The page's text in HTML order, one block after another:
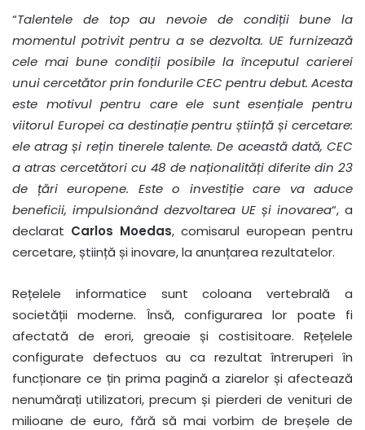
“Talentele de top au nevoie de condiții bune la
momentul potrivit pentru a se dezvolta. UE furnizează
cele mai bune condiții posibile la începutul carierei
unui cercetător prin fondurile CEC pentru debut. Acesta
este motivul pentru care ele sunt esențiale pentru
viitorul Europei ca destinație pentru știință și cercetare:
ele atrag și rețin tinerele talente. De această dată, CEC
a atras cercetători cu 48 de naționalități diferite din 23
de țări europene. Este o investiție care va aduce
beneficii, impulsionând dezvoltarea UE și inovarea“, a
declarat Carlos Moedas, comisarul european pentru
cercetare, știință și inovare, la anunțarea rezultatelor.
Rețelele informatice sunt coloana vertebrală a
societății moderne. Însă, configurarea lor poate fi
afectată de erori, greoaie și costisitoare. Rețelele
configurate defectuos au ca rezultat întreruperi în
funcționare ce țin prima pagină a ziarelor și afectează
nenumărați utilizatori, precum și pierderi de venituri de
milioane de euro, fără să mai vorbim de breșele de